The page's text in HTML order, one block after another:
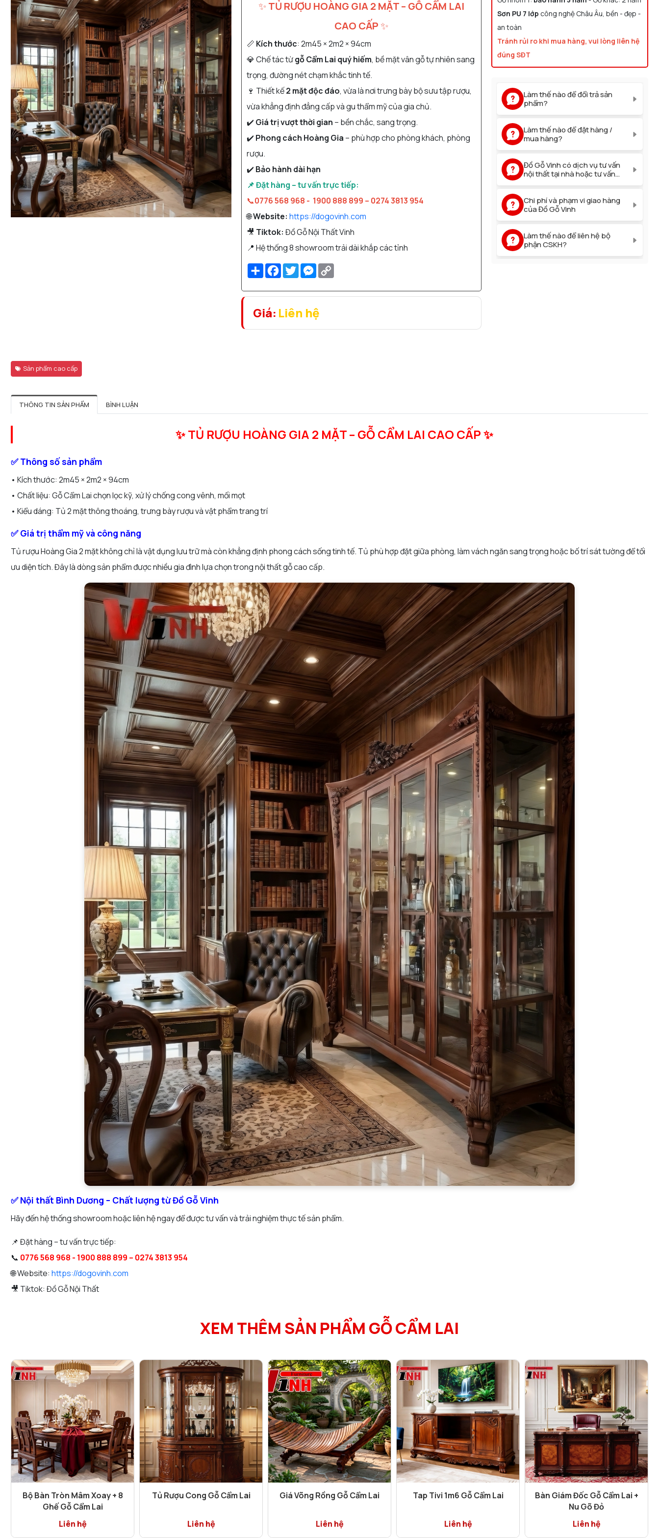
✨TỦ RƯỢU HOÀNG GIA 2 MẶT – GỖ CẨM LAI
CAO CẤP✨
📏 Kích thước: 2m45 × 2m2 × 94cm
💎 Chế tác từgỗ Cẩm Lai quý hiếm, bề mặt vân gỗ tự nhiên sang
trọng, đường nét chạm khắc tinh tế.
🍷 Thiết kế2 mặt độc đáo, vừa là nơi trưng bày bộ sưu tập rượu,
vừa khẳng định đẳng cấp và gu thẩm mỹ của gia chủ.
✔️ Giá trị vượt thời gian – bền chắc, sang trọng.
✔️ Phong cách Hoàng Gia – phù hợp cho phòng khách, phòng
rượu.
✔️ Bảo hành dài hạn
📌 Đặt hàng – tư vấn trực tiếp:
📞0776 568 968 - 1900 888 899 – 0274 3813 954
🌐Website: https://dogovinh.com
🎥 Tiktok: Đồ Gỗ Nội Thất Vinh
📍 Hệ thống 8 showroom trải dài khắp các tỉnh
Share Facebook
TwitterMessenger
Giá: Liên hệ
Sơn PU 7 lớp công nghệ Châu Âu, bền - đẹp -
an toàn
Tránh rủi ro khi mua hàng, vui lòng liên hệ
đúng SĐTBao lâu thì được hoàn tiền khi
đổi trả sản phẩm?
Làm thế nào để đổi trả sản
phẩm?
Làm thế nào để đặt hàng /
mua hàng?
Đồ Gỗ Vinh có dịch vụ tư vấn
nội thất tại nhà hoặc tư vấn
Chi phí và phạm vi giao hàng
của Đồ Gỗ Vinh
Làm thế nào để liên hệ bộ
phận CSKH?
Sản phẩm cao cấp
THÔNG TIN SẢN PHẨM BÌNH LUẬN
✨ TỦ RƯỢU HOÀNG GIA 2 MẶT – GỖ CẨM LAI CAO CẤP ✨
✅ Thông số sản phẩm
• Kích thước: 2m45 × 2m2 × 94cm
• Chất liệu: Gỗ Cẩm Lai chọn lọc kỹ, xử lý chống cong vênh, mối mọt
• Kiểu dáng: Tủ 2 mặt thông thoáng, trưng bày rượu và vật phẩm trang trí
✅ Giá trị thẩm mỹ và công năng
Tủ rượu Hoàng Gia 2 mặtkhông chỉ là vật dụng lưu trữ mà còn khẳng định phong cách sống tinh tế. Tủ phù hợp đặt giữa phòng, làm vách ngăn sang trọng hoặc bố trí sát tường để tối
ưu diện tích. Đây là dòng sản phẩm được nhiều gia đình lựa chọn trongnội thất gỗ cao cấp.
✅ Nội thất Bình Dương – Chất lượng từ Đồ Gỗ Vinh
Hãy đến hệ thống showroom hoặc liên hệ ngay để được tư vấn và trải nghiệm thực tế sản phẩm.
📌 Đặt hàng – tư vấn trực tiếp:
📞 0776 568 968 - 1900 888 899 – 0274 3813 954
🌐 Website: https://dogovinh.com
🎥 Tiktok: Đồ Gỗ Nội Thất
XEM THÊM SẢN PHẨM GỖ CẨM LAI
Bộ Bàn Tròn Mâm Xoay + 8
Ghế Gỗ Cẩm Lai
Liên hệ
Tủ Rượu Cong Gỗ Cẩm Lai
Liên hệ
Giá Võng Rồng Gỗ Cẩm Lai
Liên hệ
Tap Tivi 1m6 Gỗ Cẩm Lai
Liên hệ
Bàn Giám Đốc Gỗ Cẩm Lai +
Nu Gõ Đỏ
Liên hệ